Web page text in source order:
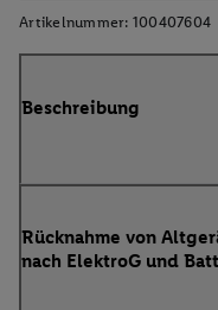
Artikelnummer: 100407604
Beschreibung
Rücknahme von
nach ElektroG und